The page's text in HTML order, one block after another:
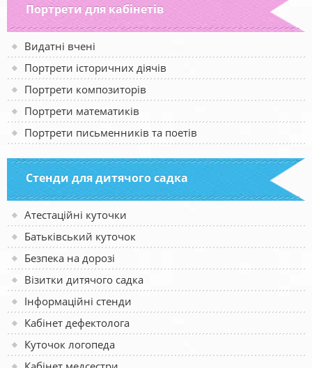
Портрети для кабінетів
Видатні вчені
Портрети історичних діячів
Портрети композиторів
Портрети математиків
Портрети письменників та поетів
Стенди для дитячого садка
Атестаційні куточки
Батьківський куточок
Безпека на дорозі
Візитки дитячого садка
Інформаційні стенди
Кабінет дефектолога
Куточок логопеда